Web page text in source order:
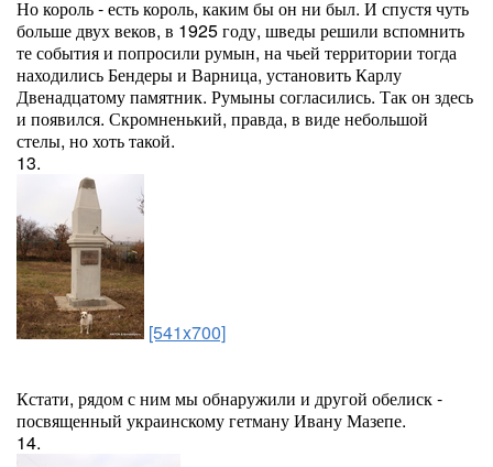
Но король - есть король, каким бы он ни был. И спустя чуть
больше двух веков, в 1925 году, шведы решили вспомнить
те события и попросили румын, на чьей территории тогда
находились Бендеры и Варница, установить Карлу
Двенадцатому памятник. Румыны согласились. Так он здесь
и появился. Скромненький, правда, в виде небольшой
стелы, но хоть такой.
13.
[541x700]
Кстати, рядом с ним мы обнаружили и другой обелиск -
посвященный украинскому гетману Ивану Мазепе.
14.